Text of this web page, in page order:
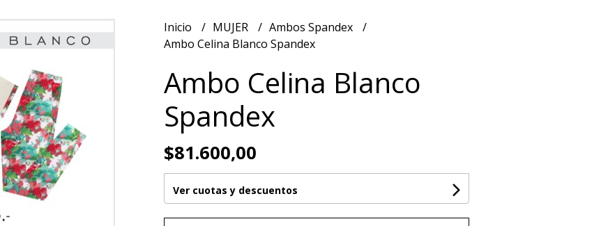
Inicio MUJER
Ambos Spandex
Ambo Celina Blanco Spandex
Ambo Celina Blanco
Spandex
$81.600,00
Ver cuotas y descuentos